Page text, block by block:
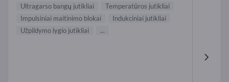
Ultragarso bangų jutikliai
Temperatūros jutikliai
Impulsiniai maitinimo blokai
Indukciniai jutikliai
Užpildymo lygio jutikliai
...